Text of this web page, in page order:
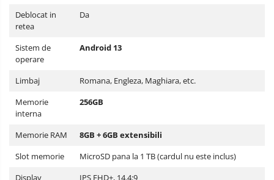
Deblocat in
retea
Da
Sistem de
operare
Android 13
Limbaj
Romana, Engleza, Maghiara, etc.
Memorie
interna
256GB
Memorie RAM
8GB + 6GB extensibili
Slot memorie
MicroSD pana la 1 TB (cardul nu este inclus)